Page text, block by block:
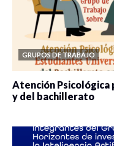
GRUPOS DE TRABAJO
Atención
y del bachillerato